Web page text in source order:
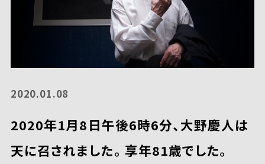
2020.01.08
2020年1月8日午後6時6分、大野慶人は
天に召されました。享年81歳でした。